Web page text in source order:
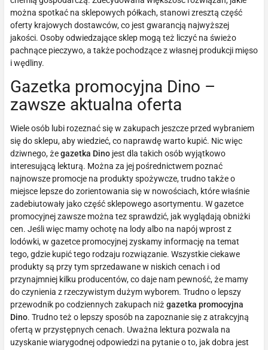
można spotkać na sklepowych półkach, stanowi zresztą część
oferty krajowych dostawców, co jest gwarancją najwyższej
jakości. Osoby odwiedzające sklep mogą też liczyć na świeżo
pachnące pieczywo, a także pochodzące z własnej produkcji mięso
i wędliny.
Gazetka promocyjna Dino –
zawsze aktualna oferta
Wiele osób lubi rozeznać się w zakupach jeszcze przed wybraniem
się do sklepu, aby wiedzieć, co naprawdę warto kupić. Nic więc
dziwnego, żegazetka Dino jest dla takich osób wyjątkowo
interesującą lekturą. Można za jej pośrednictwem poznać
najnowsze promocje na produkty spożywcze, trudno także o
miejsce lepsze do zorientowania się w nowościach, które właśnie
zadebiutowały jako część sklepowego asortymentu. W gazetce
promocyjnej zawsze można tez sprawdzić, jak wyglądają obniżki
cen. Jeśli więc mamy ochotę na lody albo na napój wprost z
lodówki, w gazetce promocyjnej zyskamy informację na temat
tego, gdzie kupić tego rodzaju rozwiązanie. Wszystkie ciekawe
produkty są przy tym sprzedawane w niskich cenach i od
przynajmniej kilku producentów, co daje nam pewność, że mamy
do czynienia z rzeczywistym dużym wyborem. Trudno o lepszy
przewodnik po codziennych zakupach niż gazetka promocyjna
Dino. Trudno też o lepszy sposób na zapoznanie się z atrakcyjną
ofertą w przystępnych cenach. Uważna lektura pozwala na
uzyskanie wiarygodnej odpowiedzi na pytanie o to, jak dobra jest